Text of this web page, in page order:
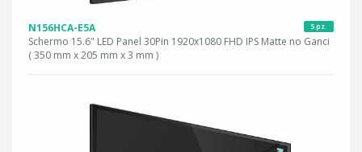
5 pz.
N156HCA-E5A
Schermo 15.6" LED Panel 30Pin 1920x1080 FHD IPS Matte no Ganci
( 350 mm x 205 mm x 3 mm )